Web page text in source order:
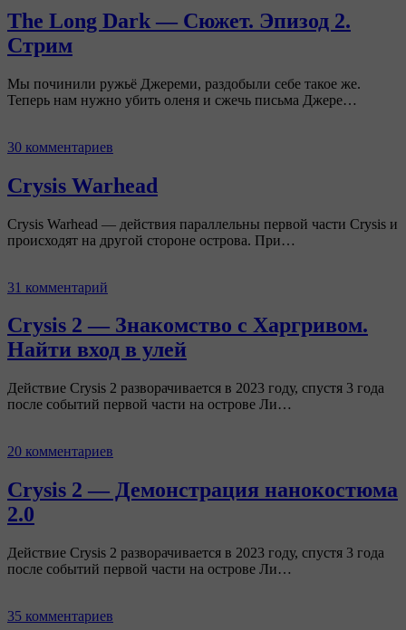
The Long Dark — Сюжет. Эпизод 2.
Стрим
Мы починили ружьё Джереми, раздобыли себе такое же.
Теперь нам нужно убить оленя и сжечь письма Джере…
30 комментариев
Crysis Warhead
Crysis Warhead — действия параллельны первой части Crysis и
происходят на другой стороне острова. При…
31 комментарий
Crysis 2 — Знакомство с Харгривом.
Найти вход в улей
Действие Crysis 2 разворачивается в 2023 году, спустя 3 года
после событий первой части на острове Ли…
20 комментариев
Crysis 2 — Демонстрация нанокостюма
2.0
Действие Crysis 2 разворачивается в 2023 году, спустя 3 года
после событий первой части на острове Ли…
35 комментариев